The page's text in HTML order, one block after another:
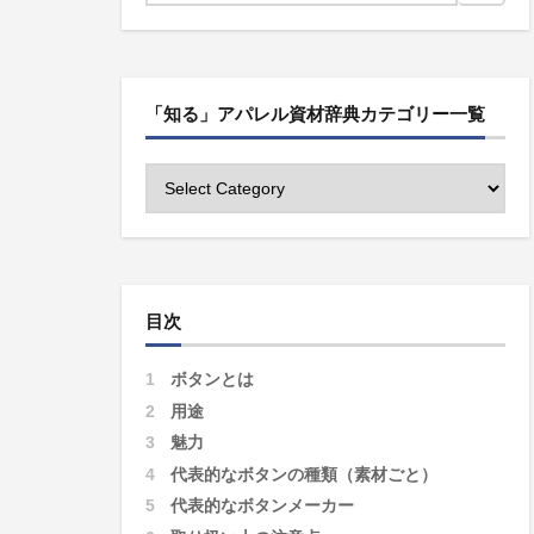
「知る」アパレル資材辞典カテゴリー一覧
目次
1
ボタンとは
2
用途
3
魅力
4
代表的なボタンの種類（素材ごと）
5
代表的なボタンメーカー